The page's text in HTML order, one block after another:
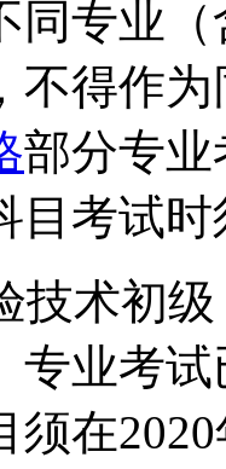
同专业
不得作
部分专
目考试
技术初
专业考
须在